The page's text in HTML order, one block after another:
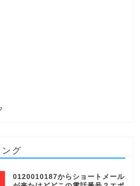
グ
0120010187からショートメール